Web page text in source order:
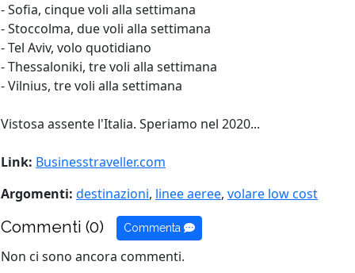
- Sofia, cinque voli alla settimana
- Stoccolma, due voli alla settimana
- Tel Aviv, volo quotidiano
- Thessaloniki, tre voli alla settimana
- Vilnius, tre voli alla settimana
Vistosa assente l'Italia. Speriamo nel 2020...
Link: Businesstraveller.com
Argomenti: destinazioni, linee aeree, volare low cost
Commenti (0) Commenta
Non ci sono ancora commenti.